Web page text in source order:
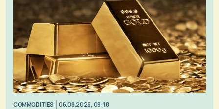
COMMODITIES 06.08.2026, 09:18